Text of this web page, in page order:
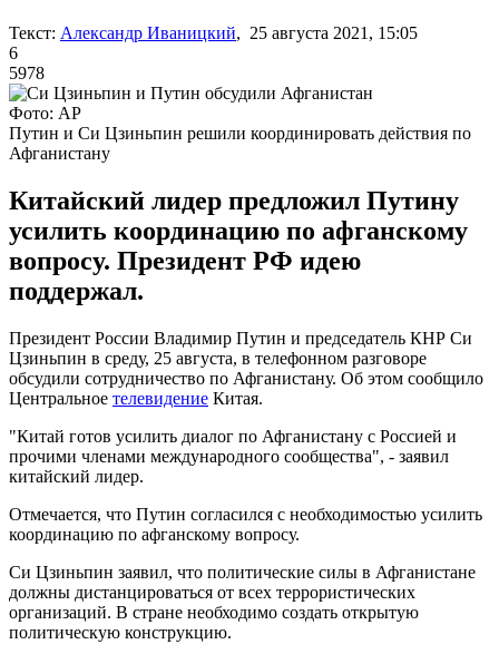
Текст: Александр Иваницкий, 25 августа 2021, 15:05
6
5978
Фото: AP
Путин и Си Цзиньпин решили координировать действия по
Афганистану
Китайский лидер предложил Путину
усилить координацию по афганскому
вопросу. Президент РФ идею
поддержал.
Президент России Владимир Путин и председатель КНР Си
Цзиньпин в среду, 25 августа, в телефонном разговоре
обсудили сотрудничество по Афганистану. Об этом сообщило
Центральное телевидение Китая.
"Китай готов усилить диалог по Афганистану с Россией и
прочими членами международного сообщества", - заявил
китайский лидер.
Отмечается, что Путин согласился с необходимостью усилить
координацию по афганскому вопросу.
Си Цзиньпин заявил, что политические силы в Афганистане
должны дистанцироваться от всех террористических
организаций. В стране необходимо создать открытую
политическую конструкцию.